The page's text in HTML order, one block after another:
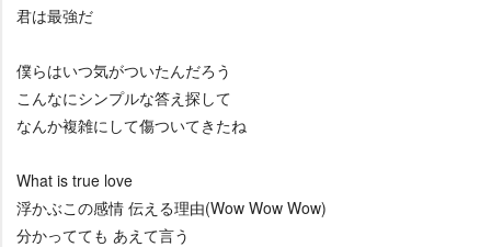
君は最強だ
僕らはいつ気がついたんだろう
こんなにシンプルな答え探して
なんか複雑にして傷ついてきたね
What is true love
浮かぶこの感情 伝える理由(Wow Wow Wow)
分かってても あえて言う